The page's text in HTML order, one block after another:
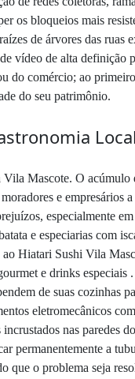
os bloqueios mais
de árvores das ruas
vídeo de alta definição
do comércio; ao
do seu patrimônio.
Local
Mascote. O
e empresários
especialmente
e especiarias com
Hiatari Sushi Vila
e drinks especiais
de suas cozinhas
eletromecânicos
nas paredes
permanentemente a
que o problema seja